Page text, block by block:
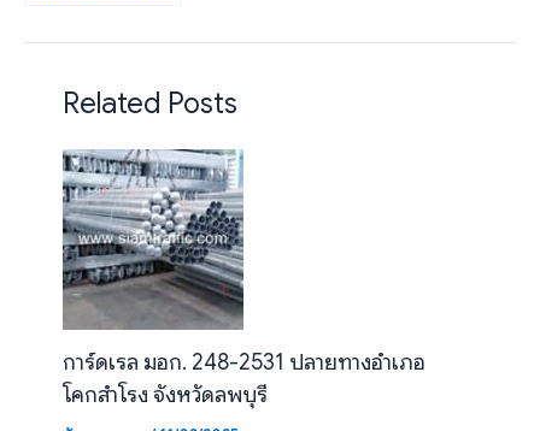
Related Posts
การ์ดเรล มอก. 248-2531 ปลายทางอำเภอ
โคกสำโรง จังหวัดลพบุรี